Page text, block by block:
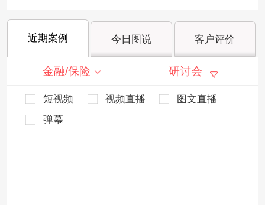
近期案例 今日图说 客户评价
金融/保险 研讨会
短视频 视频直播
图文直播
弹幕